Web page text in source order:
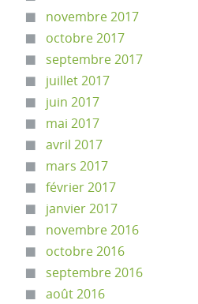
novembre 2017
octobre 2017
septembre 2017
juillet 2017
juin 2017
mai 2017
avril 2017
mars 2017
février 2017
janvier 2017
novembre 2016
octobre 2016
septembre 2016
août 2016